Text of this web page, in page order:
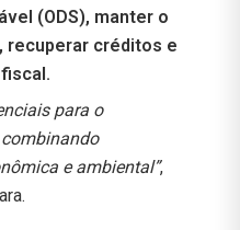
(ODS), manter o
recuperar créditos e
para o
e ambiental”,